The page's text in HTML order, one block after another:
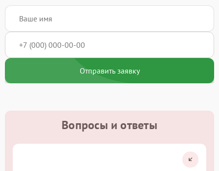
Отправить заявку
Вопросы и ответы